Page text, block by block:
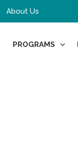
About Us
PROGRAMS